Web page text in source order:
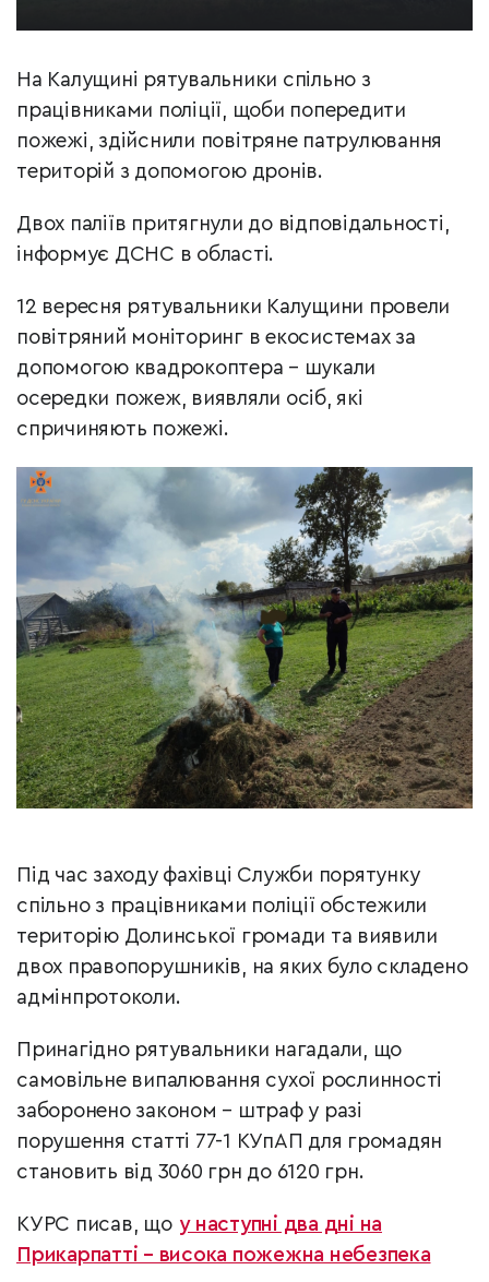
На Калущині рятувальники спільно з
працівниками поліції, щоби попередити
пожежі, здійснили повітряне патрулювання
територій з допомогою дронів.
Двох паліїв притягнули до відповідальності,
інформує ДСНС в області.
12 вересня рятувальники Калущини провели
повітряний моніторинг в екосистемах за
допомогою квадрокоптера – шукали
осередки пожеж, виявляли осіб, які
спричиняють пожежі.
Під час заходу фахівці Служби порятунку
спільно з працівниками поліції обстежили
територію Долинської громади та виявили
двох правопорушників, на яких було складено
адмінпротоколи.
Принагідно рятувальники нагадали, що
самовільне випалювання сухої рослинності
заборонено законом – штраф у разі
порушення статті 77-1 КУпАП для громадян
становить від 3060 грн до 6120 грн.
КУРС писав, що у наступні два дні на
Прикарпатті – висока пожежна небезпека